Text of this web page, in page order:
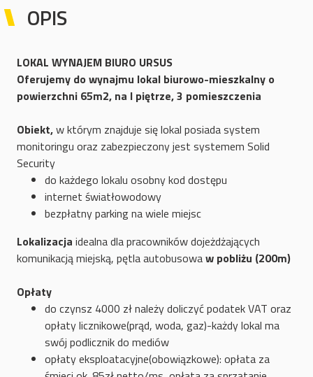
OPIS
LOKAL WYNAJEM BIURO URSUS
Oferujemy do wynajmu lokal biurowo-mieszkalny o
powierzchni 65m2, na I piętrze, 3 pomieszczenia
Obiekt,w którym znajduje się lokal posiada system
monitoringu oraz zabezpieczony jest systemem Solid
Security
do każdego lokalu osobny kod dostępu
internet światłowodowy
bezpłatny parking na wiele miejsc
Lokalizacja idealna dla pracowników dojeżdżających
komunikacją miejską, pętla autobusowaw pobliżu (200m)
Opłaty
do czynsz 4000 zł należy doliczyć podatek VAT oraz
opłaty licznikowe(prąd, woda, gaz)-każdy lokal ma
swój podlicznik do mediów
opłaty eksploatacyjne(obowiązkowe): opłata za